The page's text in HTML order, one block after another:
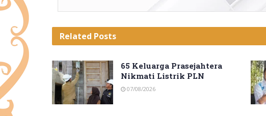
Related Posts
65 Keluarga Prasejahtera
Nikmati Listrik PLN
07/08/2026